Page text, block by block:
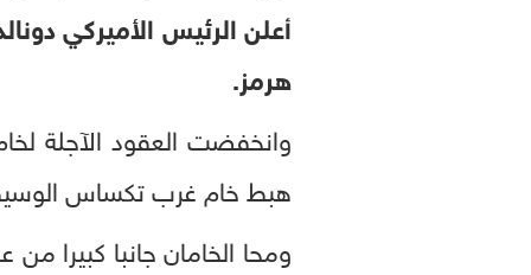
أعلن الرئيس الأميركي
هرمز.
وانخفضت العقود الآجلة
هبط خام غرب تكساس الوسيط الأميركي 4.13 دولار، أو 4.87
ومحا الخامان جانبا كبيرا